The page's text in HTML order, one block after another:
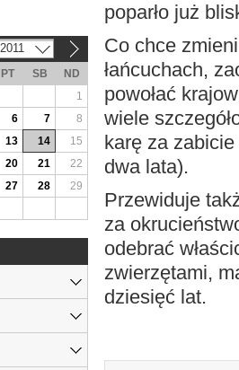
poparło już
Co chce
łańcuchach,
powołać
wiele
karę za
dwa lata).
Przewiduje
za
odebrać
zwierzętami,
dziesięć lat.
2011
PT SB
ND
1
6 7
8
13 14
15
20 21
22
27 28
29